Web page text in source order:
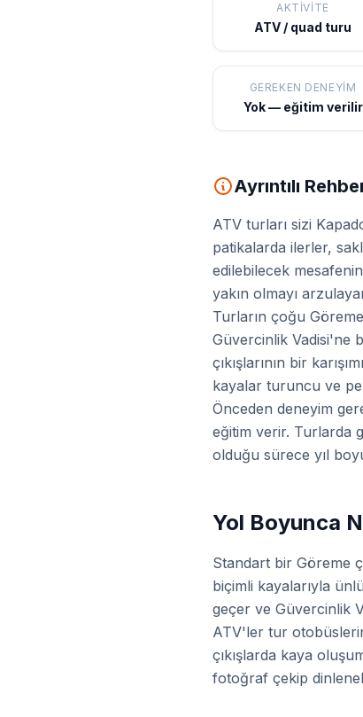
AKTIVITE
ATV / quad turu
GEREKEN DENEYIM
Yok — eğitim verilir
Ayrıntılı
ATV turları sizi
patikalarda ilerler,
edilebilecek
yakın olmayı
Turların çoğu
Güvercinlik Vadisi'ne
çıkışlarının bir
kayalar turuncu ve
Önceden deneyim
eğitim verir. Turlarda
olduğu sürece yıl
Yol Boyunca
Standart bir Göreme
biçimli kayalarıyla
geçer ve Güvercinlik
ATV'ler tur
çıkışlarda kaya
fotoğraf çekip